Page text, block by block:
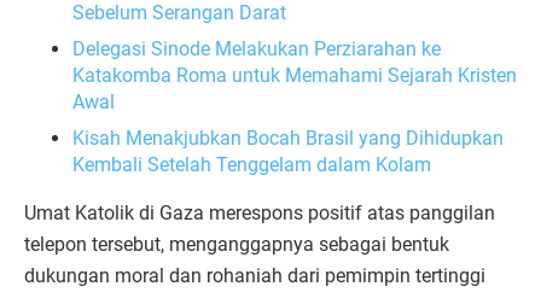
Sebelum Serangan Darat
Delegasi Sinode Melakukan Perziarahan ke
Katakomba Roma untuk Memahami Sejarah Kristen
Awal
Kisah Menakjubkan Bocah Brasil yang Dihidupkan
Kembali Setelah Tenggelam dalam Kolam
Umat Katolik di Gaza merespons positif atas panggilan
telepon tersebut, menganggapnya sebagai bentuk
dukungan moral dan rohaniah dari pemimpin tertinggi